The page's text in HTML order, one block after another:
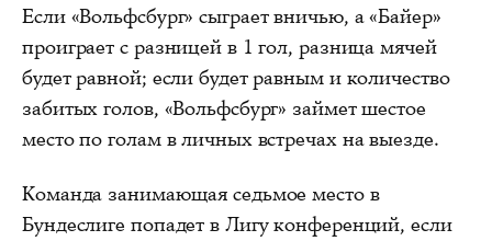
Если «Вольфсбург» сыграет вничью, а «Байер»
проиграет с разницей в 1 гол, разница мячей
будет равной; если будет равным и количество
забитых голов, «Вольфсбург» займет шестое
место по голам в личных встречах на выезде.
Команда занимающая седьмое место в
Бундеслиге попадет в Лигу конференций, если